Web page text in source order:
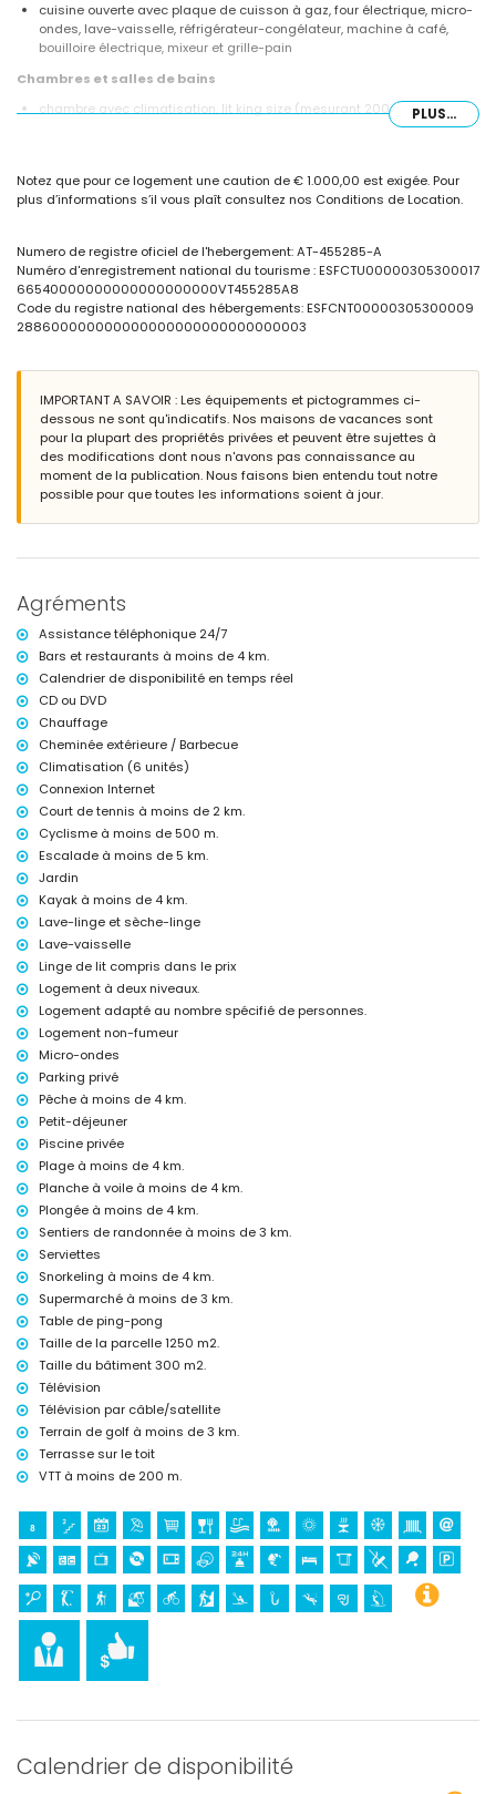
cuisine ouverte avec plaque de cuisson à gaz, four électrique, micro-
ondes, lave-vaisselle, réfrigérateur-congélateur, machine à café,
bouilloire électrique, mixeur et grille-pain
Chambres et salles de bains
chambre avec climatisation, lit king size (mesurant 200 par 200 cm)
chambre avec climatisation et 2 lits simples
salle de bains attenante avec double vasque, baignoire, douche et
et toilette
salle de bains avec vasque simple, douche et toilette
Extérieur de la villa
jardin avec gravier, arbres et mobilier de jardin avec chaises longues
3 terrasses, dont 1 couverte
barbecue
espace de vie extérieur et salle à manger extérieure
2 places de parking privées
terrasse sur le toit
Informations supplémentaires
villa)
port le plus proche : Campomanus (à moins de 4 kilomètres de la
aéroport le plus proche : Alicante (à moins de 100 kilomètres de la
villa)
deuxième aéroport le plus proche : Valence (à plus de 100 kilomètres)
interdiction de fumer
animaux non admis
Le logement est très adapté aux familles avec enfants, aux fêtes de
mariage et aux séances de yoga
Équipements et services inclus dans le prix de location de la villa
internet (WiFi)
aspirateur et fer à repasser avec planche à repasser
linge de lit et serviettes
service d'urgence 24 heures sur 24
ping-pong
Équipements et services en supplément
petit déjeuner
chauffage électrique et climatisation
Divertissements et activités de loisirs pour vos vacances à Altea,
Costa Blanca
bar et promenade (Playa de la Olla) (à moins de 5 kilomètres de la
maison)
parc d'attractions (Terra Mitica), parc à thème (Terra Mitica), zoo
(Terra Natura), parc aquatique (Aqualandia et Mundomar) (à moins
de 10 kilomètres de la maison)
Sites et culture à Altea, Costa Blanca
église (Iglesia Altea Plaza) et lieu historique (Casco Antiguo Altea) (à
moins de 5 kilomètres du logement)
musée (Musée du Chocolat) (à moins de 25 kilomètres du logement)
Sports
VTT et cyclisme (à moins de 1000 mètres de la villa)
tennis, golf (Golf Don Cayo), randonnée, escalade, kayak, pêche,
plongée, snorkeling et planche à voile (à moins de 5 kilomètres de la
villa)
équitation (à moins de 10 kilomètres de la villa)
PLUS...
Notez que pour ce logement une caution de € 1.000,00 est exigée. Pour
plus d’informations s’il vous plaît consultez nos Conditions de Location.
Numero de registre oficiel de l'hebergement: AT-455285-A
Numéro d'enregistrement national du tourisme : ESFCTU00000305300017
66540000000000000000000VT455285A8
Code du registre national des hébergements: ESFCNT00000305300009
288600000000000000000000000000003
IMPORTANT A SAVOIR : Les équipements et pictogrammes ci-
dessous ne sont qu'indicatifs. Nos maisons de vacances sont
pour la plupart des propriétés privées et peuvent être sujettes à
des modifications dont nous n'avons pas connaissance au
moment de la publication. Nous faisons bien entendu tout notre
possible pour que toutes les informations soient à jour.
Agréments
Assistance téléphonique 24/7
Bars et restaurants à moins de 4 km.
Calendrier de disponibilité en temps réel
CD ou DVD
Chauffage
Cheminée extérieure / Barbecue
Climatisation (6 unités)
Connexion Internet
Court de tennis à moins de 2 km.
Cyclisme à moins de 500 m.
Escalade à moins de 5 km.
Jardin
Kayak à moins de 4 km.
Lave-linge et sèche-linge
Lave-vaisselle
Linge de lit compris dans le prix
Logement à deux niveaux.
Logement adapté au nombre spécifié de personnes.
Logement non-fumeur
Micro-ondes
Parking privé
Pêche à moins de 4 km.
Petit-déjeuner
Piscine privée
Plage à moins de 4 km.
Planche à voile à moins de 4 km.
Plongée à moins de 4 km.
Sentiers de randonnée à moins de 3 km.
Serviettes
Snorkeling à moins de 4 km.
Supermarché à moins de 3 km.
Table de ping-pong
Taille de la parcelle 1250 m2.
Taille du bâtiment 300 m2.
Télévision
Télévision par câble/satellite
Terrain de golf à moins de 3 km.
Terrasse sur le toit
VTT à moins de 200 m.
Calendrier de disponibilité